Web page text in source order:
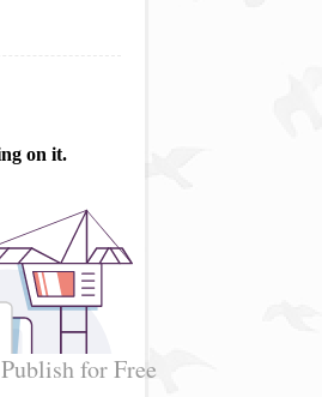
Publish for Free